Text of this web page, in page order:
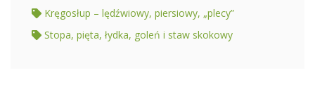
Kręgosłup – lędźwiowy, piersiowy, „plecy”
Stopa, pięta, łydka, goleń i staw skokowy